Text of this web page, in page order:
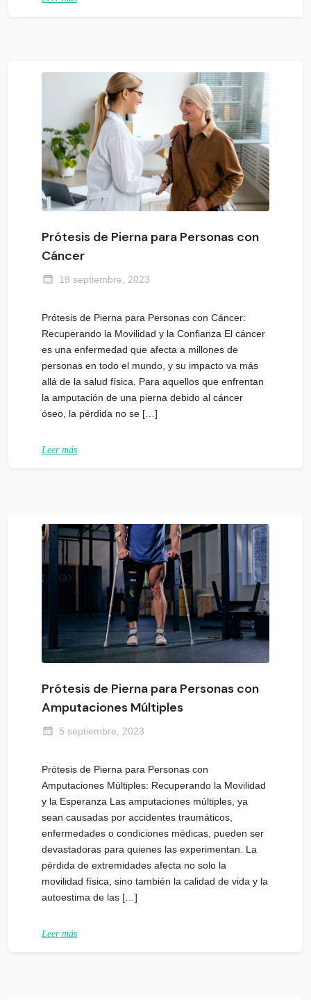
Prótesis de Pierna para Personas con
Cáncer
18 septiembre, 2023
Prótesis de Pierna para Personas con Cáncer:
Recuperando la Movilidad y la Confianza El cáncer
es una enfermedad que afecta a millones de
personas en todo el mundo, y su impacto va más
allá de la salud física. Para aquellos que enfrentan
la amputación de una pierna debido al cáncer
óseo, la pérdida no se […]
Leer más
Prótesis de Pierna para Personas con
Amputaciones Múltiples
5 septiembre, 2023
Prótesis de Pierna para Personas con
Amputaciones Múltiples: Recuperando la Movilidad
y la Esperanza Las amputaciones múltiples, ya
sean causadas por accidentes traumáticos,
enfermedades o condiciones médicas, pueden ser
devastadoras para quienes las experimentan. La
pérdida de extremidades afecta no solo la
movilidad física, sino también la calidad de vida y la
autoestima de las […]
Leer más